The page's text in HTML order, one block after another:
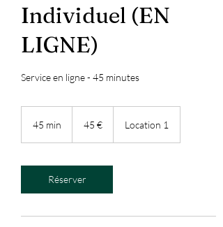
Individuel (EN
LIGNE)
Service en ligne - 45 minutes
45 min
i
n
45 € Location 1
Réserver